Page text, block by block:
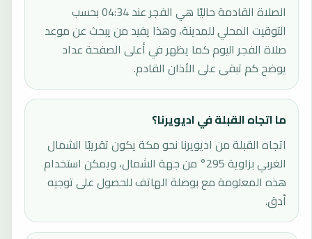
الصلاة القادمة حاليًا هي الفجر عند 04:34 بحسب
التوقيت المحلي للمدينة، وهذا يفيد من يبحث عن موعد
صلاة الفجر اليوم كما يظهر في أعلى الصفحة عداد
يوضح كم تبقى على الأذان القادم.
ما اتجاه القبلة في اديويرنا؟
اتجاه القبلة من اديويرنا نحو مكة يكون تقريبًا الشمال
الغربي بزاوية 295° من جهة الشمال، ويمكن استخدام
هذه المعلومة مع بوصلة الهاتف للحصول على توجيه
أدق.